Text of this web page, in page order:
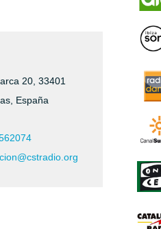
20, 33401
España